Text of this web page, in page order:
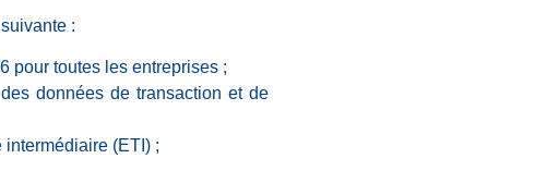
:
pour toutes les entreprises ;
données de transaction et de
(ETI) ;